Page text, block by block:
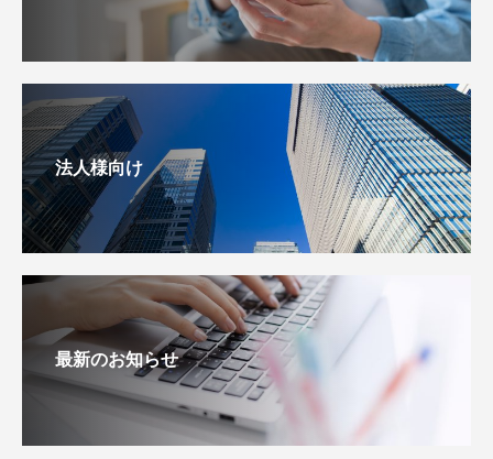
法人様向け
最新のお知らせ